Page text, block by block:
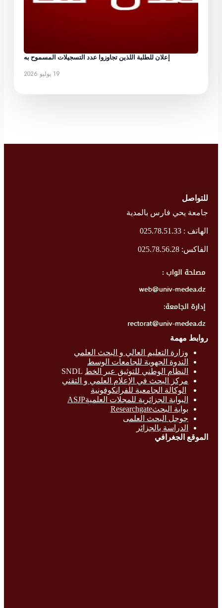
إعلان للطلبة اللذين تجاوزوا عدد التسجيلات المسموح به
19 يوليو 2026
للتواصل
جامعة يحي فارس بالمدية
الهاتف : 025.78.51.33
الفاكس: 025.78.56.28
روابط مهمة
وزارة التعليم العالي و البحث العلمي
الندوة الجهوية للجامعات الوسط
النظام الوطني للتوثيق عبر الخط
مركز البحث في الإعلام العلمي و التقني
الوكالة الجامعية للفرانكوفونية
البوابة الجزائرية للمجلات العلميةASJP
بوابة البحثResearchgate
جوجل البحث العلمى
الدراسة بالجزائر
الموقع الجغرافي